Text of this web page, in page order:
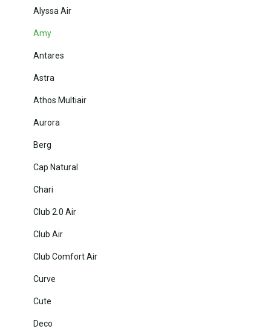
Alyssa Air
Amy
Antares
Astra
Athos Multiair
Aurora
Berg
Cap Natural
Chari
Club 2.0 Air
Club Air
Club Comfort Air
Curve
Cute
Deco